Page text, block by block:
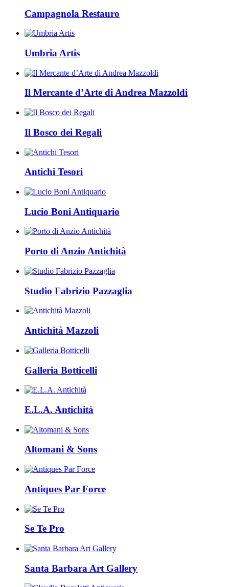
Campagnola Restauro
Umbria Artis
Il Mercante d’Arte di Andrea Mazzoldi
Il Bosco dei Regali
Antichi Tesori
Lucio Boni Antiquario
Porto di Anzio Antichità
Studio Fabrizio Pazzaglia
Antichità Mazzoli
Galleria Botticelli
E.L.A. Antichità
Altomani & Sons
Antiques Par Force
Se Te Pro
Santa Barbara Art Gallery